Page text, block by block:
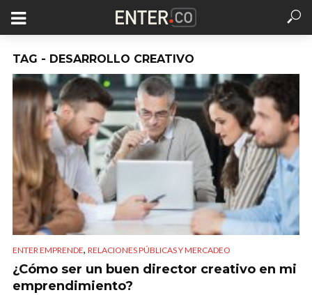
TAG - DESARROLLO CREATIVO
ENTER EMPRENDE, RELACIONES PÚBLICAS Y MERCADEO
¿Cómo ser un buen director creativo en mi
emprendimiento?